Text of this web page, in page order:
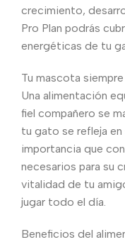
crecimiento,
Pro Plan podrás
energéticas de tu
Tu mascota
Una alimentación
fiel compañero se
tu gato se refleja
importancia que
necesarios para su
vitalidad de tu
jugar todo el día.
Beneficios del